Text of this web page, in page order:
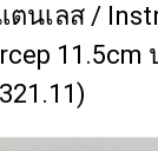
นเลส /
11.5cm